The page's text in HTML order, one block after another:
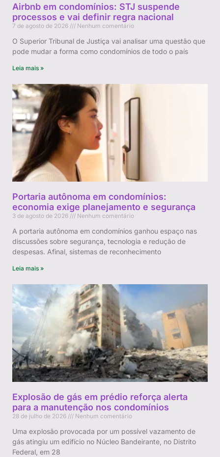
Airbnb em condomínios: STJ suspende
processos e vai definir regra nacional
7 de agosto de 2026 Nenhum comentário
O Superior Tribunal de Justiça vai analisar uma questão que
pode mudar a forma como condomínios de todo o país
Leia mais »
Portaria autônoma em condomínios:
economia exige planejamento e segurança
3 de agosto de 2026 Nenhum comentário
A portaria autônoma em condomínios ganhou espaço nas
discussões sobre segurança, tecnologia e redução de
despesas. Afinal, sistemas de reconhecimento
Leia mais »
Explosão de gás em prédio reforça alerta
para a manutenção nos condomínios
28 de julho de 2026 Nenhum comentário
Uma explosão provocada por um possível vazamento de
gás atingiu um edifício no Núcleo Bandeirante, no Distrito
Federal, em 28